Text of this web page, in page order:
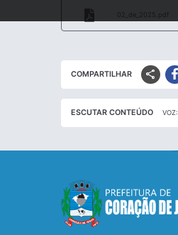
02_de_2025.pdf
COMPARTILHAR share
ESCUTAR CONTEÚDO VOZ: